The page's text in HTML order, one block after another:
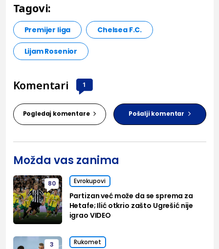
Tagovi:
Premijer liga Chelsea F.C.
Lijam Rosenior
Komentari 1
Pogledaj komentare Pošalji komentar
Možda vas zanima
80 Evrokupovi
Partizan već može da se sprema za
Hetafe; Ilić otkrio zašto Ugrešić nije
igrao VIDEO
3 Rukomet